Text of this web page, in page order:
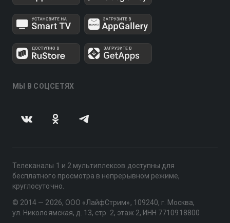
МЫ В СОЦСЕТЯХ
Телеканалы 1 и 2 мультиплексов доступны для
бесплатного просмотра в непрерывном режиме,
круглосуточно.
© 2014 — 2026, ООО «ЛайфСтрим», 109240, г. Москва,
ул. Николоямская, д. 13, стр. 2, этаж 2, ИНН 7710918800